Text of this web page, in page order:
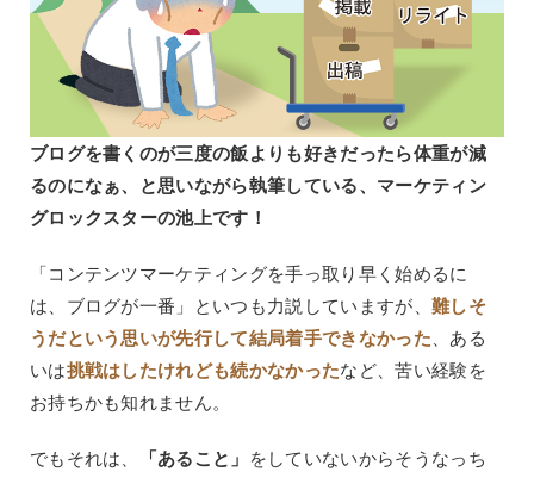
ブログを書くのが三度の飯よりも好きだったら体重が減
るのになぁ、と思いながら執筆している、マーケティン
グロックスターの池上です！
「コンテンツマーケティングを手っ取り早く始めるに
は、ブログが一番」といつも力説していますが、 難しそ
うだという思いが先行して結局着手できなかった、ある
いは挑戦はしたけれども続かなかったなど、苦い経験を
お持ちかも知れません。
でもそれは、 「あること」 をしていないからそうなっち